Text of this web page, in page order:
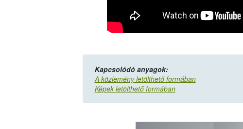
Kapcsolódó anyagok:
A közlemény letölthető formában
Képek letölthető formában